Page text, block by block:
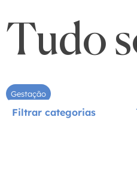
Tudo
Gestação
Filtrar categorias